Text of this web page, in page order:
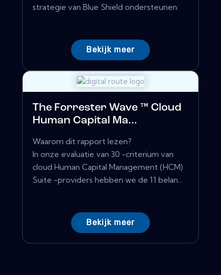
strategie van Blue Shield ondersteunen:
Bekijk meer
The Forrester Wave ™ Cloud
Human Capital Ma...
Waarom dit rapport lezen?
In onze evaluatie van 30 -criterium van
cloud Human Capital Management (HCM)
Suite -providers hebben we de 11 belan...
Bekijk meer